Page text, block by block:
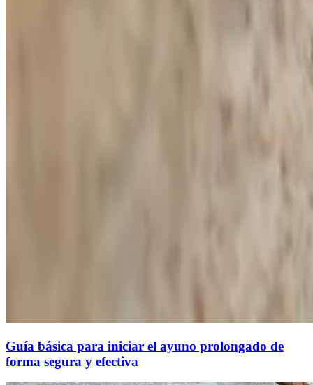
Guía básica para iniciar el ayuno prolongado de
forma segura y efectiva